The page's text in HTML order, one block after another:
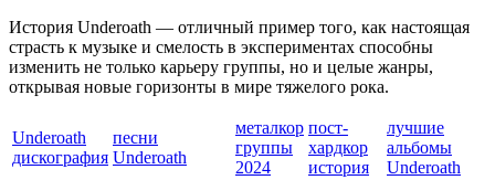
История Underoath — отличный пример того, как настоящая
страсть к музыке и смелость в экспериментах способны
изменить не только карьеру группы, но и целые жанры,
открывая новые горизонты в мире тяжелого рока.
Underoath
дискография
песни
Underoath
металкор
группы
2024
пост-
хардкор
история
лучшие
альбомы
Underoath